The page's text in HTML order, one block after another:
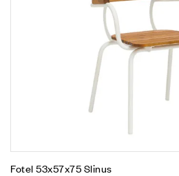
Fotel 53x57x75 Slinus